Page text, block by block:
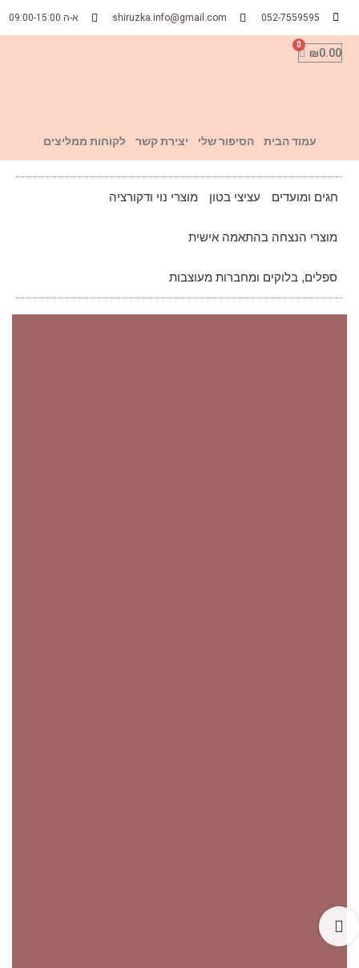
052-7559595
shiruzka.info@gmail.com א-ה 09:00-15:00
₪0.00
עמוד הבית הסיפור שלי יצירת קשר לקוחות ממליצים
חגים ומועדים עציצי בטון מוצרי נוי ודקורציה
מוצרי הנצחה בהתאמה אישית
ספלים, בלוקים ומחברות מעוצבות